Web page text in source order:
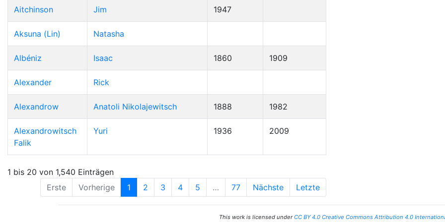
Aitchinson Jim 1947
Aksuna (Lin) Natasha
Albéniz Isaac 1860 1909
Alexander Rick
Alexandrow Anatoli Nikolajewitsch 1888 1982
Alexandrowitsch
Falik
Yuri 1936 2009
1 bis 20 von 1,540 Einträgen
Erste
Vorherige 1 2 3 4 5 … 77 Nächste Letzte
This work is licensed underCC BY 4.0 Creative Commons Attribution 4.0